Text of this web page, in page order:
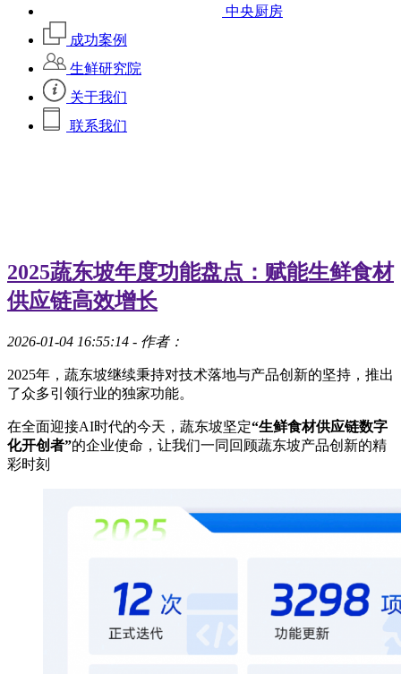
中央厨房
成功案例
生鲜研究院
关于我们
联系我们
2025蔬东坡年度功能盘点：赋能生鲜食材
供应链高效增长
2026-01-04 16:55:14 - 作者：
2025年，蔬东坡继续秉持对技术落地与产品创新的坚持，推出
了众多引领行业的独家功能。
在全面迎接AI时代的今天，蔬东坡坚定“生鲜食材供应链数字
化开创者”的企业使命，让我们一同回顾蔬东坡产品创新的精
彩时刻